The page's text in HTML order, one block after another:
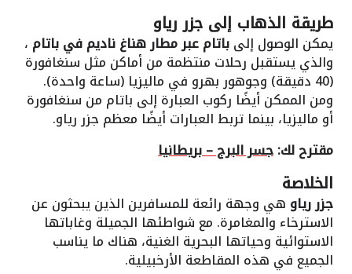
طريقة الذهاب إلى جزر رياو
يمكن الوصول إلىباتام عبر مطار هناغ ناديم في باتام ،
والذي يستقبل رحلات منتظمة من أماكن مثل سنغافورة
(40 دقيقة) وجوهور بهرو في ماليزيا (ساعة واحدة).
ومن الممكن أيضًا ركوب العبارة إلى باتام من سنغافورة
أو ماليزيا، بينما تربط العبارات أيضًا معظم جزر رياو.
مقترح لك:جسر البرج – بريطانيا
الخلاصة
جزر رياو هي وجهة رائعة للمسافرين الذين يبحثون عن
الاسترخاء والمغامرة. مع شواطئها الجميلة وغاباتها
الاستوائية وحياتها البحرية الغنية، هناك ما يناسب
الجميع في هذه المقاطعة الأرخبيلية.